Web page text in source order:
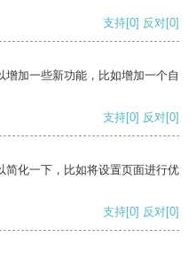
支持[0] 反对[0]
加一些新功能，比如增加一个自
支持[0] 反对[0]
简化一下，比如将设置页面进行优
支持[0] 反对[0]